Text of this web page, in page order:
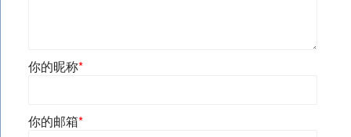
你的昵称*
你的邮箱*